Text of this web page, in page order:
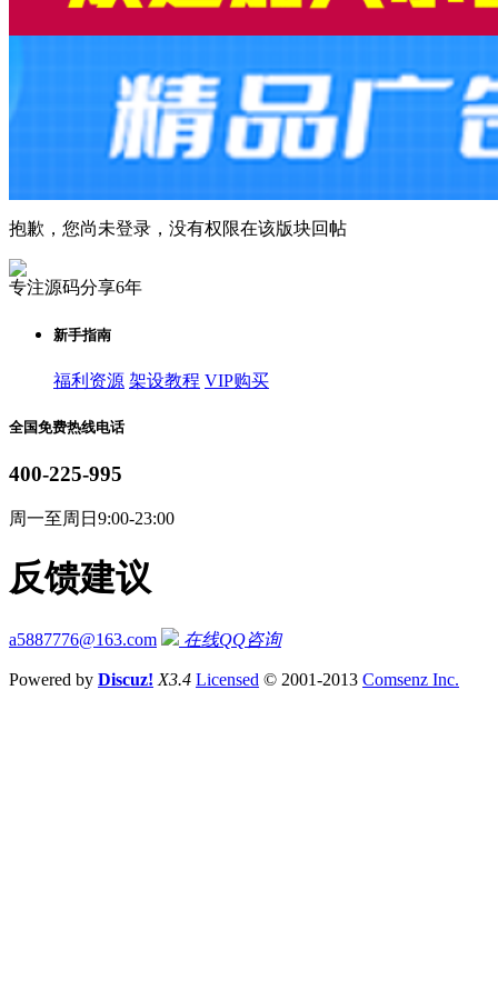
抱歉，您尚未登录，没有权限在该版块回帖
专注源码分享6年
新手指南
福利资源 架设教程 VIP购买
全国免费热线电话
400-225-995
周一至周日9:00-23:00
反馈建议
a5887776@163.com 在线QQ咨询
Powered by Discuz! X3.4 Licensed © 2001-2013 Comsenz Inc.